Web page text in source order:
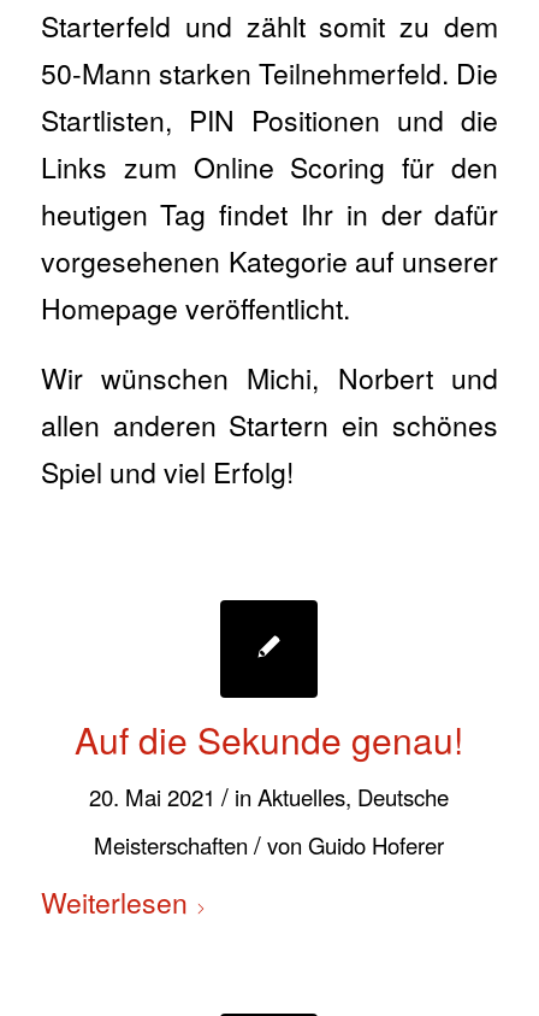
Starterfeld und zählt somit zu dem
50-Mann starken Teilnehmerfeld. Die
Startlisten, PIN Positionen und die
Links zum Online Scoring für den
heutigen Tag findet Ihr in der dafür
vorgesehenen Kategorie auf unserer
Homepage veröffentlicht.
Wir wünschen Michi, Norbert und
allen anderen Startern ein schönes
Spiel und viel Erfolg!
Auf die Sekunde genau!
20. Mai 2021 / inAktuelles, Deutsche
Meisterschaften / vonGuido Hoferer
Weiterlesen